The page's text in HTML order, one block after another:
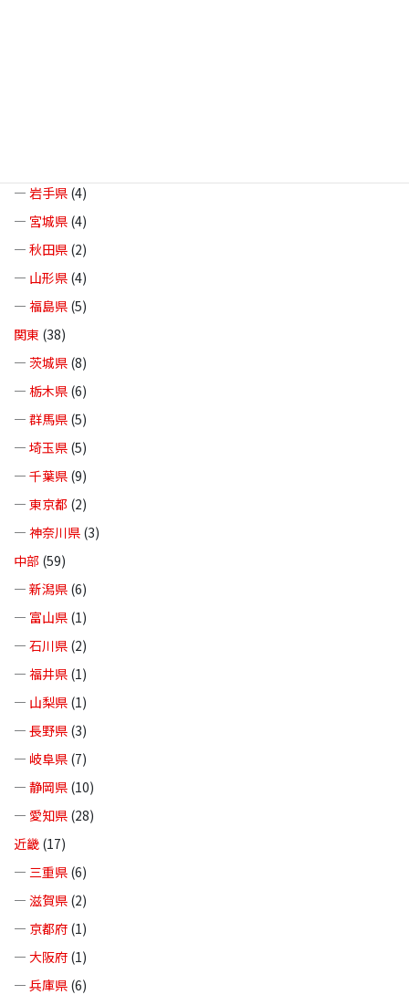
— 岩手県 (4)
— 宮城県 (4)
— 秋田県 (2)
— 山形県 (4)
— 福島県 (5)
関東 (38)
— 茨城県 (8)
— 栃木県 (6)
— 群馬県 (5)
— 埼玉県 (5)
— 千葉県 (9)
— 東京都 (2)
— 神奈川県 (3)
中部 (59)
— 新潟県 (6)
— 富山県 (1)
— 石川県 (2)
— 福井県 (1)
— 山梨県 (1)
— 長野県 (3)
— 岐阜県 (7)
— 静岡県 (10)
— 愛知県 (28)
近畿 (17)
— 三重県 (6)
— 滋賀県 (2)
— 京都府 (1)
— 大阪府 (1)
— 兵庫県 (6)